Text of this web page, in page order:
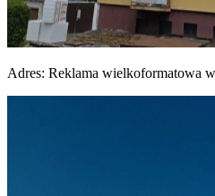
Adres: Reklama wielkoformatowa